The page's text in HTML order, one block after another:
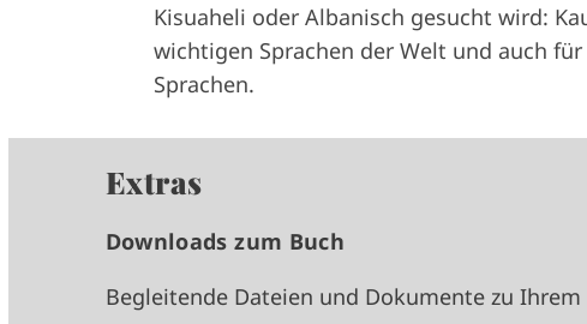
Kisuaheli oder Albanisch gesucht wird:
wichtigen Sprachen der Welt und auch
Sprachen.
Extras
Downloads zum Buch
Begleitende Dateien und Dokumente zu